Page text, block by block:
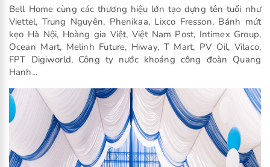
Bell Home cùng các thương hiệu lớn tạo dựng tên tuổi như
Viettel, Trung Nguyên, Phenikaa, Lixco Fresson, Bánh mứt
kẹo Hà Nội, Hoàng gia Việt, Việt Nam Post, Intimex Group,
Ocean Mart, Melinh Future, Hiway, T Mart, PV Oil, Vilaco,
FPT Digiworld, Công ty nước khoáng công đoàn Quang
Hanh...